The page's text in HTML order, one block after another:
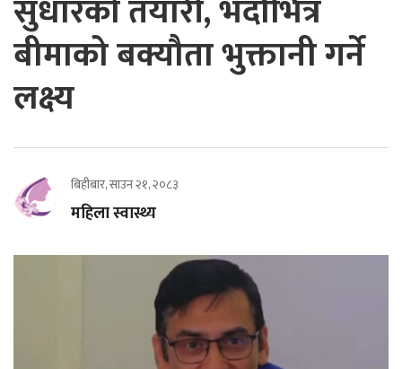
सुधारको तयारी, भदौभित्र
बीमाको बक्यौता भुक्तानी गर्ने
लक्ष्य
बिहीबार, साउन २१, २०८३
महिला स्वास्थ्य